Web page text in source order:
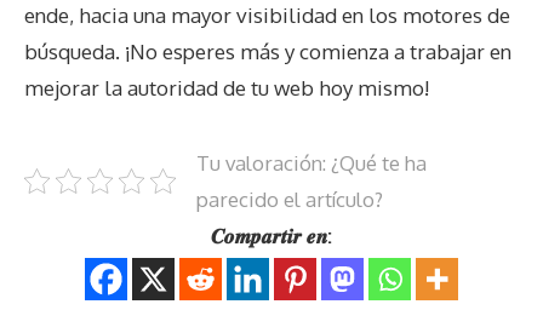
ende, hacia una mayor visibilidad en los motores de
búsqueda. ¡No esperes más y comienza a trabajar en
mejorar la autoridad de tu web hoy mismo!
Tu valoración: ¿Qué te ha
parecido el artículo?
𝑪𝒐𝒎𝒑𝒂𝒓𝒕𝒊𝒓 𝒆𝒏: